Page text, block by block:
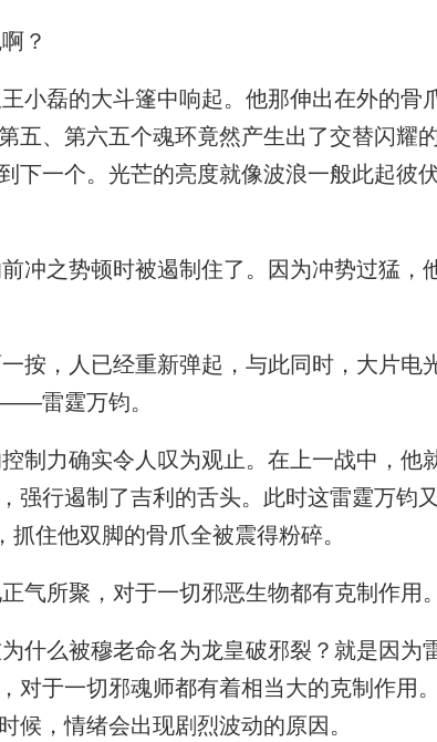
？
小磊的大斗篷中响起。他那伸出在外的骨
五、第六五个魂环竟然产生出了交替闪耀
下一个。光芒的亮度就像波浪一般此起彼
冲之势顿时被遏制住了。因为冲势过猛，
按，人已经重新弹起，与此同时，大片电
雷霆万钧。
制力确实令人叹为观止。在上一战中，他
强行遏制了吉利的舌头。此时这雷霆万钧
抓住他双脚的骨爪全被震得粉碎。
气所聚，对于一切邪恶生物都有克制作用。
什么被穆老命名为龙皇破邪裂？就是因为
对于一切邪魂师都有着相当大的克制作用
候，情绪会出现剧烈波动的原因。